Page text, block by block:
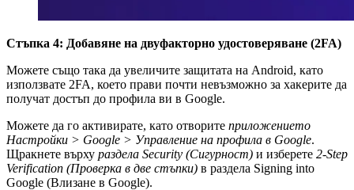
Стъпка 4: Добавяне на двуфакторно удостоверяване (2FA)
Можете също така да увеличите защитата на Android, като
използвате 2FA, което прави почти невъзможно за хакерите да
получат достъп до профила ви в Google.
Можете да го активирате, като отворите приложението
Настройки > Google > Управление на профила в Google.
Щракнете върху раздела Security (Сигурност) и изберете 2-Step
Verification (Проверка в две стъпки) в раздела Signing into
Google (Влизане в Google).